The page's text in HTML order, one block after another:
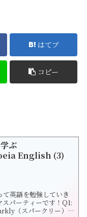
はてブ
コピー
ぶ
English (3)
英語を勉強していき
パーティーです！Q1:
（スパークリー）光